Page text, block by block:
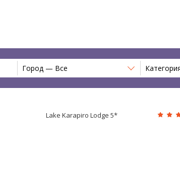
Город — Все
Lake Karapiro Lodge 5*